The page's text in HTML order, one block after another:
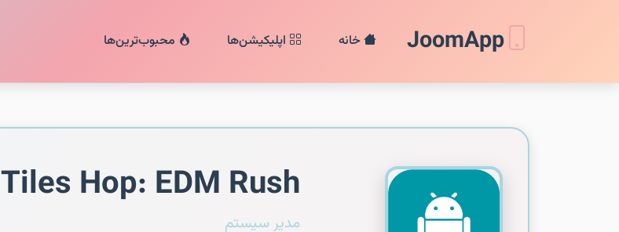
JoomApp خانه اپلیکیشن‌ها محبوب‌ترین‌ها
Tiles Hop: EDM Rush!
مدیر سیستم